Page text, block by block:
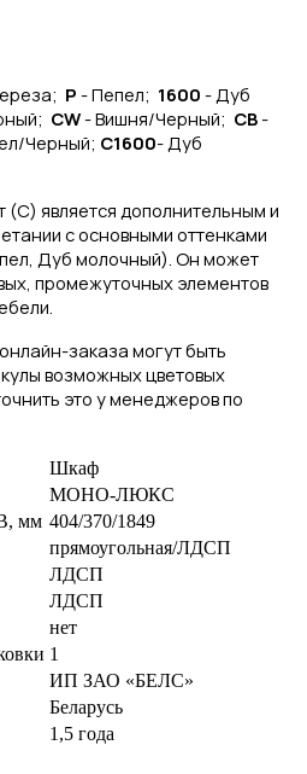
P - Пепел; 1600 - Дуб
CW- Вишня/Черный; CB-
Черный; C1600- Дуб
(C) является дополнительным и
с основными оттенками
Дуб молочный). Он может
промежуточных элементов
заказа могут быть
возможных цветовых
это у менеджеров по
Шкаф
МОНО-ЛЮКС
мм 404/370/1849
прямоугольная/ЛДСП
ЛДСП
ЛДСП
нет
1
ИП ЗАО «БЕЛС»
Беларусь
1,5 года